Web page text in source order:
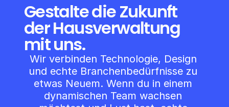
Gestalte die Zukunft
der Hausverwaltung
mit uns.
Wir verbinden Technologie, Design
und echte Branchenbedürfnisse zu
etwas Neuem. Wenn du in einem
dynamischen Team wachsen